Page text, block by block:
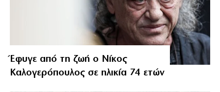
Έφυγε από τη ζωή ο Νίκος
Καλογερόπουλος σε ηλικία 74 ετών